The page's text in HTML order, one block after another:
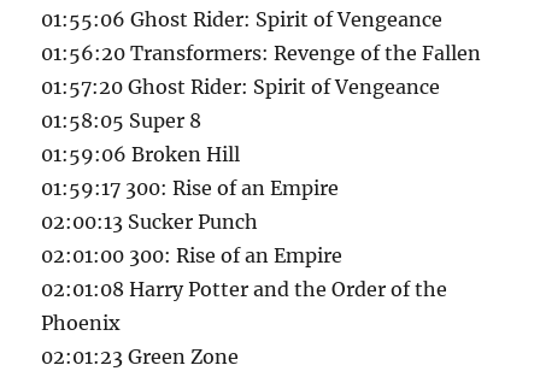
01:55:06 Ghost Rider: Spirit of Vengeance
01:56:20 Transformers: Revenge of the Fallen
01:57:20 Ghost Rider: Spirit of Vengeance
01:58:05 Super 8
01:59:06 Broken Hill
01:59:17 300: Rise of an Empire
02:00:13 Sucker Punch
02:01:00 300: Rise of an Empire
02:01:08 Harry Potter and the Order of the
Phoenix
02:01:23 Green Zone